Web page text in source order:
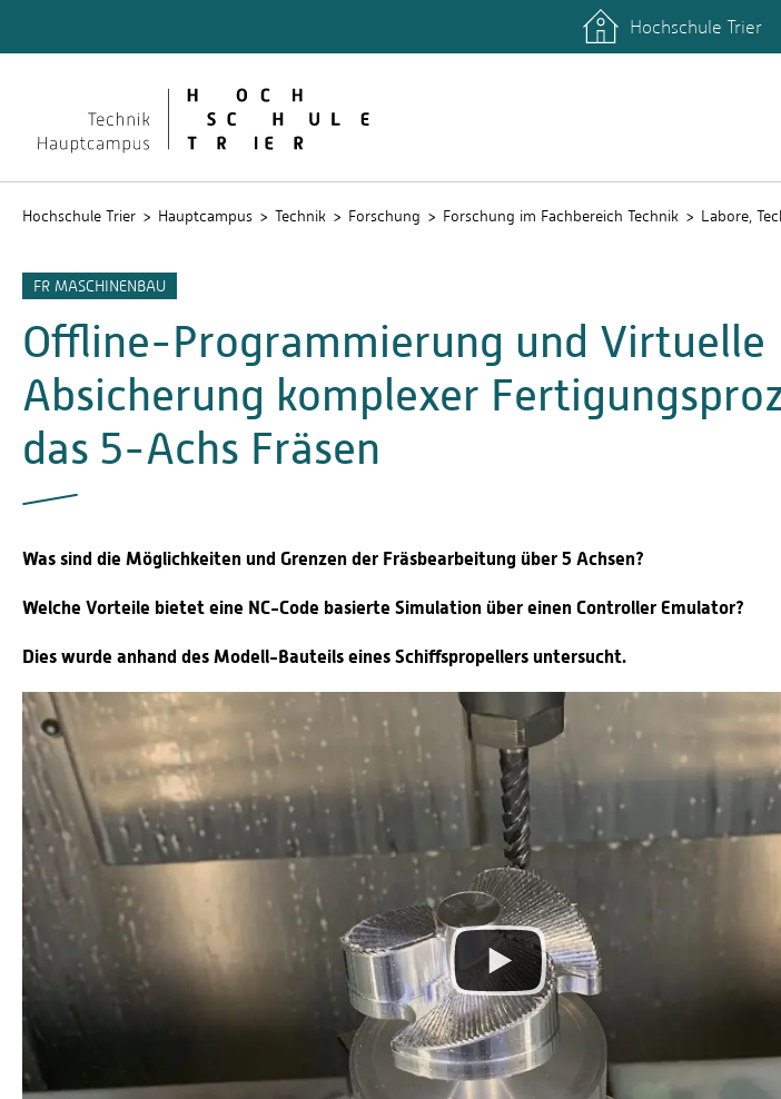
Hochschule Trier
Hochschule Trier Hauptcampus Technik Forschung Forschung im Fachbereich Technik Labore,
FR MASCHINENBAU
Offline-Programmierung und Virtuelle
Absicherung komplexer
das 5-Achs Fräsen
Was sind die Möglichkeiten und Grenzen der Fräsbearbeitung über 5 Achsen?
Welche Vorteile bietet eine NC-Code basierte Simulation über einen Controller Emulator?
Dies wurde anhand des Modell-Bauteils eines Schiffspropellers untersucht.